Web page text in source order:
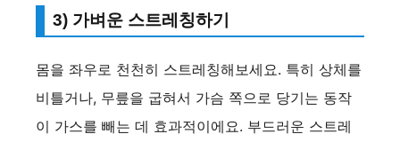
3) 가벼운 스트레칭하기
몸을 좌우로 천천히 스트레칭해보세요. 특히 상체를
비틀거나, 무릎을 굽혀서 가슴 쪽으로 당기는 동작
이 가스를 빼는 데 효과적이에요. 부드러운 스트레